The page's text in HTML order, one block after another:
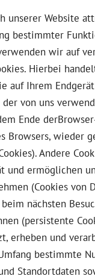
unserer Website
bestimmter
wir auf
Hierbei
auf Ihrem
von uns
Ende
Browsers, wieder
Andere
und ermöglichen
(Cookies von
nächsten
(persistente
erheben und
bestimmte
Standortdaten